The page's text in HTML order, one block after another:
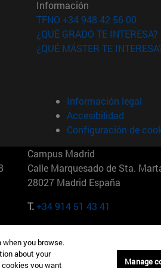
ventana)
en nueva ventana)
en nueva ventana)
Información
TFNO +34 948 42 56 00
¿QUÉ GRADO TE INTERESA?
¿QUÉ MÁSTER TE
Información legal
Accesibilidad
Configuración de
Campus Madrid
Calle Marquesado de Sta.
28027 Madrid España
T.+34 914 51 43 41
Maria-Theresia-Straße 15
Múnich Alemania
you browse.
about your
you want
Manage